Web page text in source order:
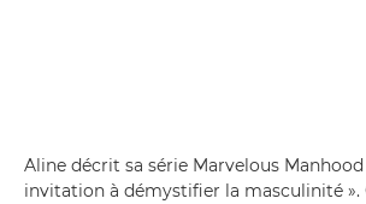
Aline décrit sa série Marvelous
invitation à démystifier la masculinité